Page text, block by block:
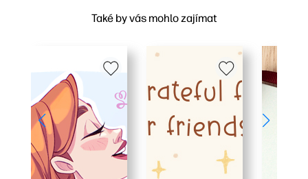
Také by vás mohlo zajímat